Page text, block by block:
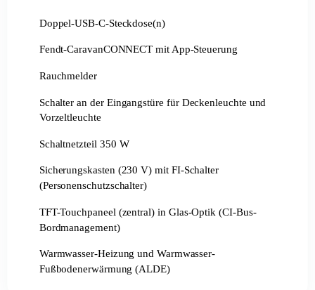
Doppel-USB-C-Steckdose(n)
Fendt-CaravanCONNECT mit App-Steuerung
Rauchmelder
Schalter an der Eingangstüre für Deckenleuchte und
Vorzeltleuchte
Schaltnetzteil 350 W
Sicherungskasten (230 V) mit FI-Schalter
(Personenschutzschalter)
TFT-Touchpaneel (zentral) in Glas-Optik (CI-Bus-
Bordmanagement)
Warmwasser-Heizung und Warmwasser-
Fußbodenerwärmung (ALDE)